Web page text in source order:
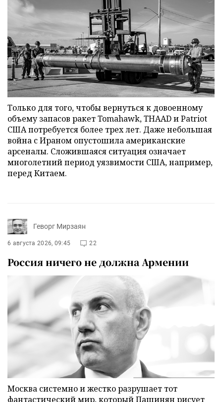
Только для того, чтобы вернуться к довоенному
объему запасов ракет Tomahawk, THAAD и Patriot
США потребуется более трех лет. Даже небольшая
война с Ираном опустошила американские
арсеналы. Сложившаяся ситуация означает
многолетний период уязвимости США, например,
перед Китаем.
Геворг Мирзаян
6 августа 2026, 09:45 22
Россия ничего не должна Армении
Москва системно и жестко разрушает тот
фантастический мир, который Пашинян рисует